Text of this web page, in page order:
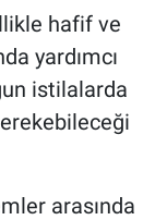
hafif ve
yardımcı
istilalarda
arasında